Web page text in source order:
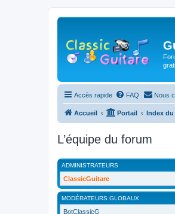
Accès rapide FAQ Nous
Accueil Portail Index
L’équipe du forum
ADMINISTRATEURS
ClassicGuitare
MODÉRATEURS GLOBAUX
BotClassicG